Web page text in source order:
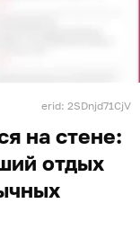
erid: 2SDnjd71CjV
на стене:
отдых